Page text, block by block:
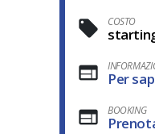
COSTO
Per
BOOKING